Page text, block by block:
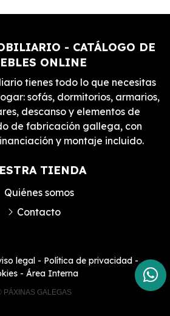
- CATÁLOGO DE
ONLINE
tienes todo lo que necesitas
sofás, dormitorios, armarios,
descanso y elementos de
de fabricación gallega, con
y montaje incluido.
TIENDA
Quiénes somos
Contacto
legal- Política de privacidad-
- Área Interna
PÁXINAS GALEGAS